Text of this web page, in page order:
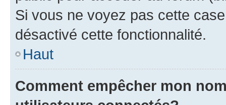
Si vous ne voyez pas cette
désactivé cette fonctionnalité.
Haut
Comment empêcher mon